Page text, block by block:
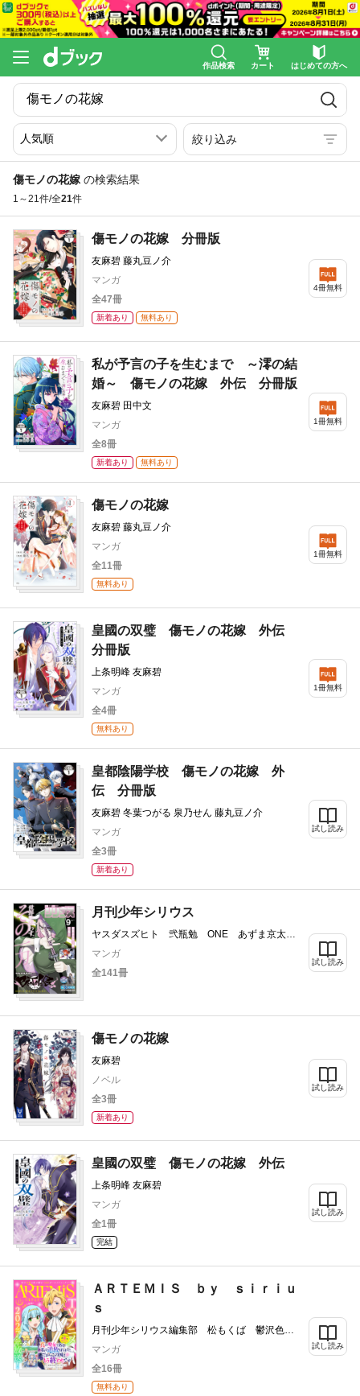
作品検索 カート はじめての方へ
絞り込み
傷モノの花嫁 の検索結果
1～21件/全21件
傷モノの花嫁 分冊版
友麻碧 藤丸豆ノ介
マンガ
全47冊
新着あり 無料あり
4冊無料
私が予言の子を生むまで ～澪の結
婚～ 傷モノの花嫁 外伝 分冊版
友麻碧 田中文
マンガ
全8冊
新着あり 無料あり
1冊無料
傷モノの花嫁
友麻碧 藤丸豆ノ介
マンガ
全11冊
無料あり
1冊無料
皇國の双璧 傷モノの花嫁 外伝
分冊版
上条明峰 友麻碧
マンガ
全4冊
無料あり
1冊無料
皇都陰陽学校 傷モノの花嫁 外
伝 分冊版
友麻碧 冬葉つがる 泉乃せん 藤丸豆ノ介
マンガ
全3冊
新着あり
試し読み
月刊少年シリウス
ヤスダスズヒト 弐瓶勉 ONE あずま京太
郎 ｂｏｓｅ 園山ゆきの 小菊路よう 横田
乃 せん 星野翼 空山トキ 五色安未 泉乃
ケンゴ カジカ航 戸野タエ 湖西晶
マンガ
全141冊
試し読み
傷モノの花嫁
友麻碧
ノベル
全3冊
新着あり
試し読み
皇國の双璧 傷モノの花嫁 外伝
上条明峰 友麻碧
マンガ
全1冊
完結
試し読み
ＡＲＴＥＭＩＳ ｂｙ ｓｉｒｉｕ
ｓ
月刊少年シリウス編集部 松もくば 鬱沢色
素 ぷきゅのすけ 水辺チカ 星彼方 ペペロ
豆ノ介 田中文 冬葉つがる 泉乃せん 花邑
まい 遠山えま 追本 マチバリ 高瀬カロ
マンガ
全16冊
無料あり
試し読み